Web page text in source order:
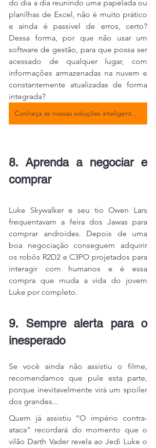
do dia a dia reunindo uma papelada ou
planilhas de Excel, não é muito prático
e ainda é passível de erros, certo?
Dessa forma, por que não usar um
software de gestão, para que possa ser
acessado de qualquer lugar, com
informações armazenadas na nuvem e
constantemente atualizadas de forma
integrada?
Conheça as nossas soluções inteligentes para o seu negócio
8. Aprenda a negociar e
comprar
Luke Skywalker e seu tio Owen Lars
frequentavam a feira dos Jawas para
comprar androides. Depois de uma
boa negociação conseguem adquirir
os robôs R2D2 e C3PO projetados para
interagir com humanos e é essa
compra que muda a vida do jovem
Luke por completo.
9. Sempre alerta para o
inesperado
Se você ainda não assistiu o filme,
recomendamos que pule esta parte,
porque inevitavelmente virá um spoiler
dos grandes...
Quem já assistiu “O império contra-
ataca” recordará do momento que o
vilão Darth Vader revela ao Jedi Luke o